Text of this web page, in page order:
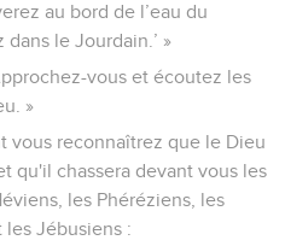
au bord de l’eau du
le Jourdain.’ »
vous et écoutez les
»
vous reconnaîtrez que le Dieu
qu'il chassera devant vous les
les Phéréziens, les
les Jébusiens :